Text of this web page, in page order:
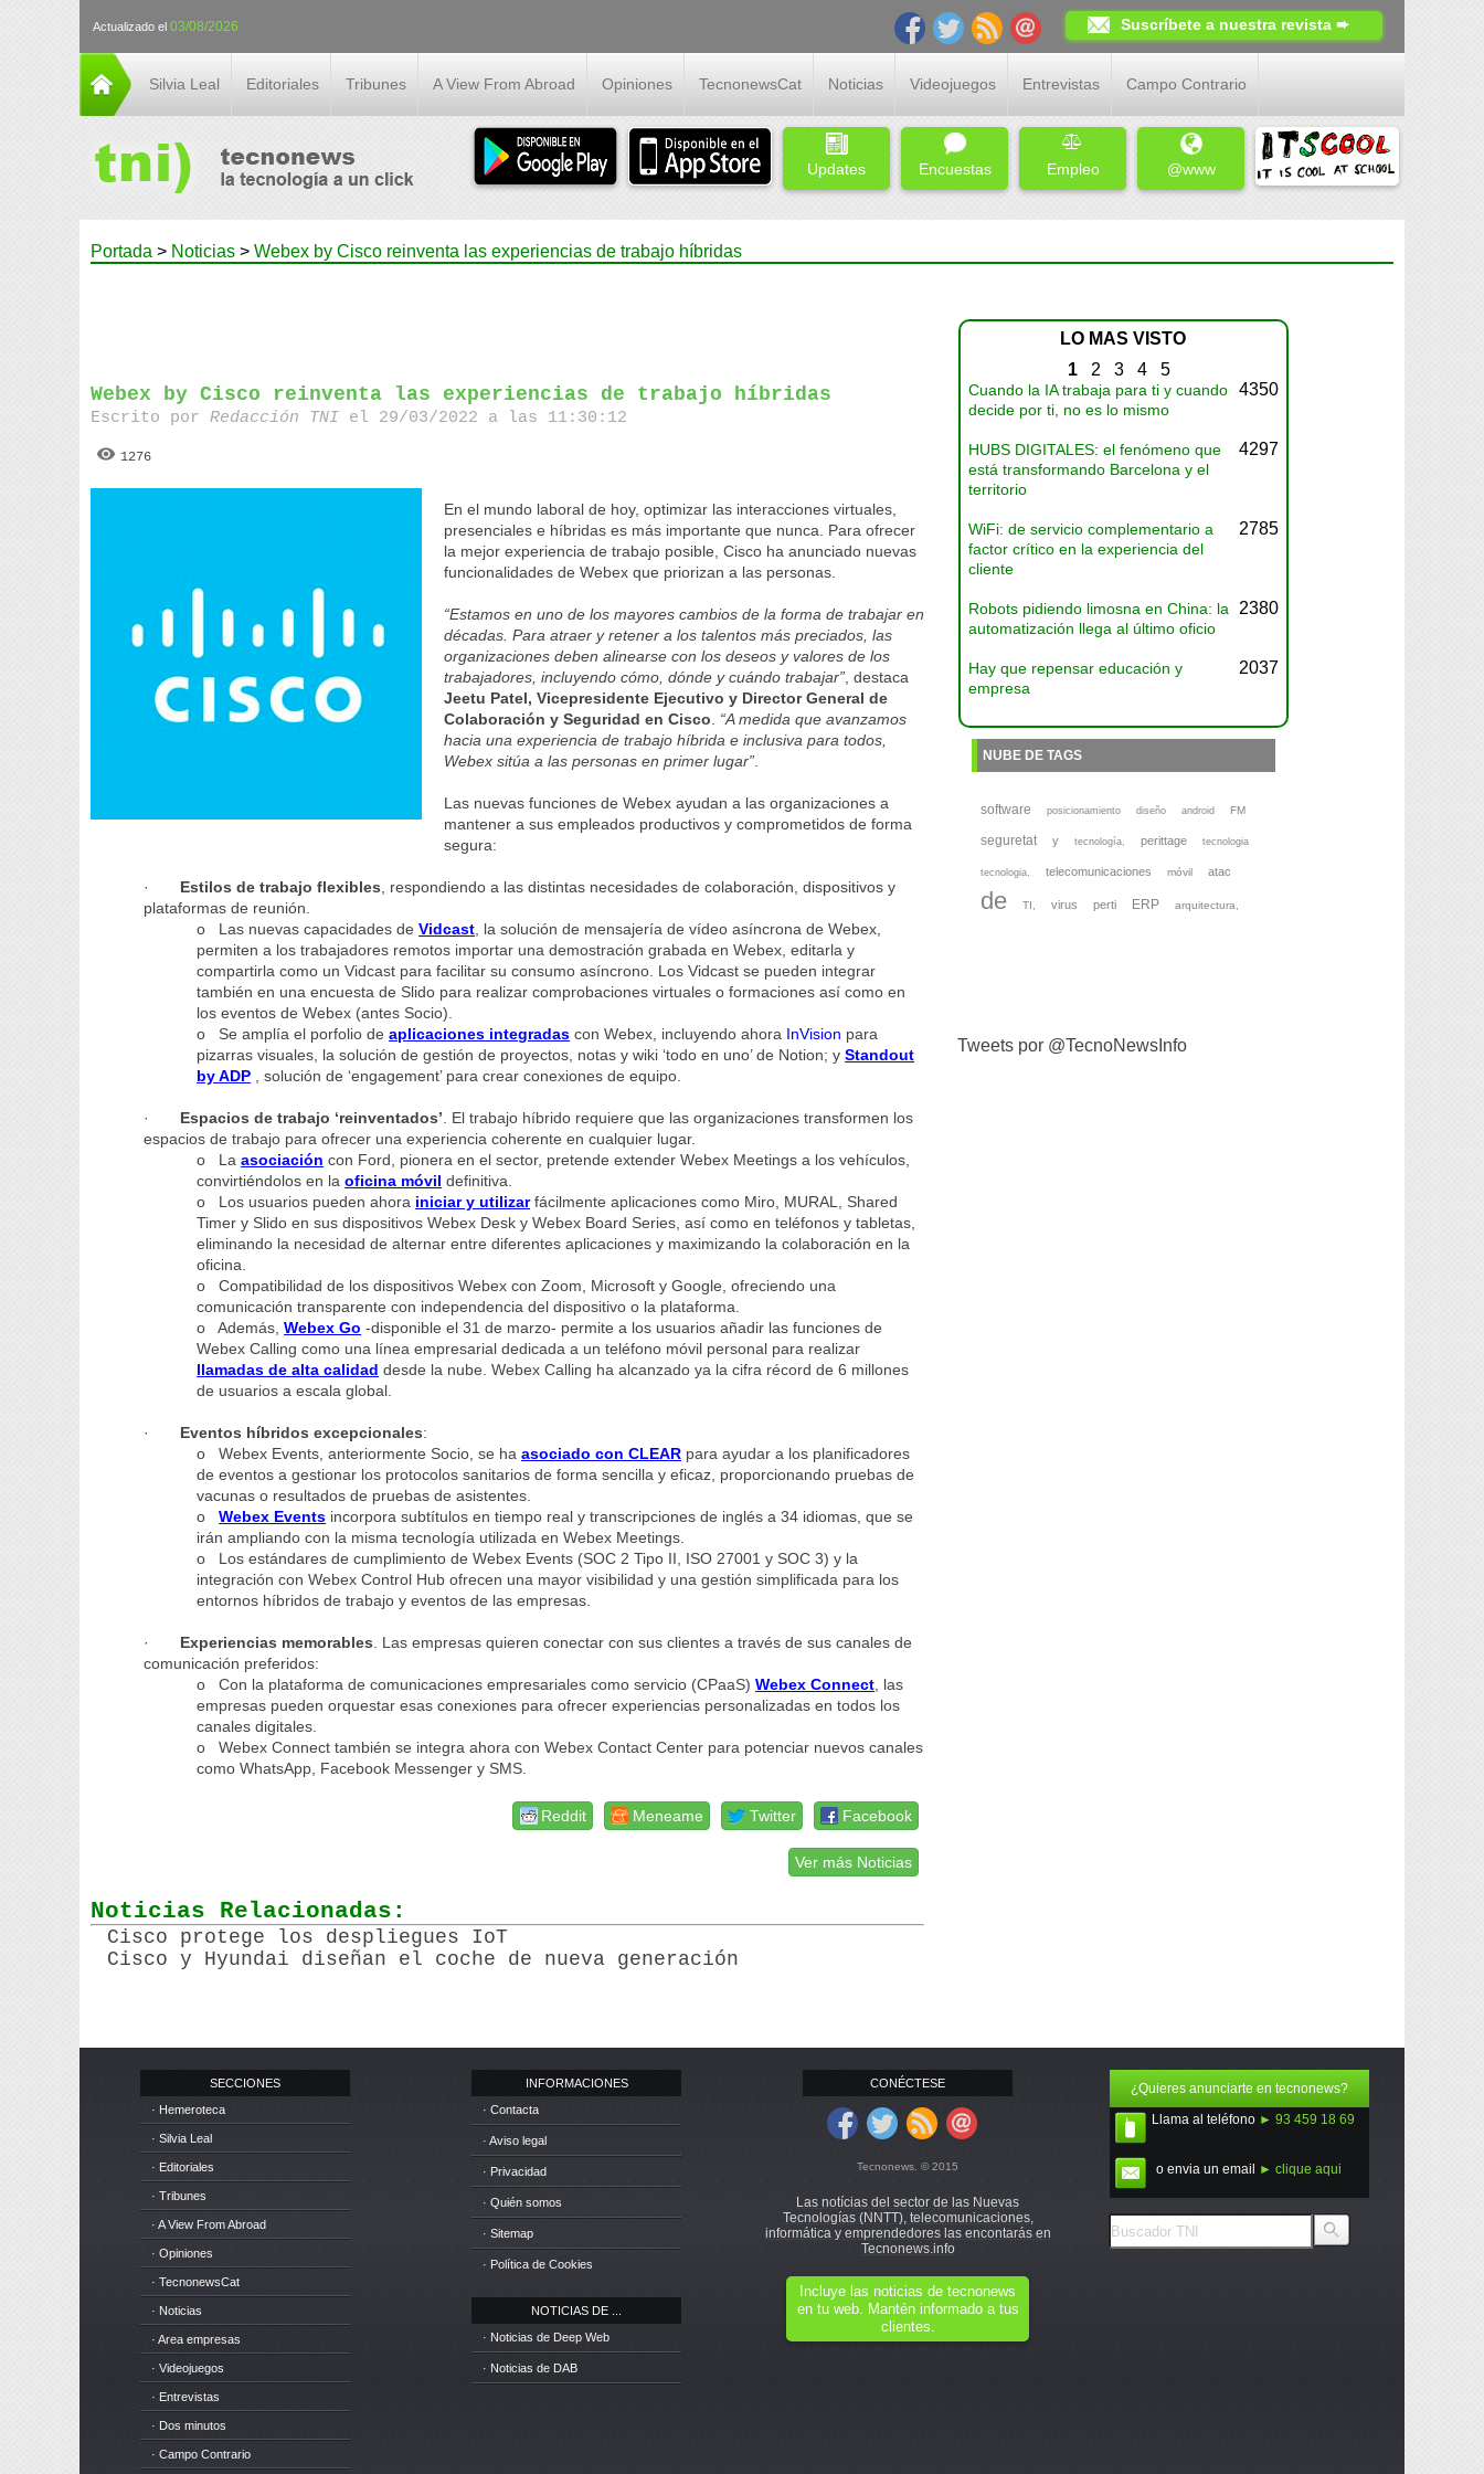
Actualizado el 03/08/2026 Suscríbete a nuestra revista ➨
Silvia Leal Editoriales Tribunes A View From Abroad Opiniones TecnonewsCat Noticias Videojuegos Entrevistas Campo Contrario
Updates Encuestas Empleo @www
Portada > Noticias > Webex by Cisco reinventa las experiencias de trabajo híbridas
Webex by Cisco reinventa las experiencias de trabajo híbridas
Escrito porRedacción TNI el 29/03/2022 a las 11:30:12
1276
En el mundo laboral de hoy, optimizar las interacciones virtuales,
presenciales e híbridas es más importante que nunca. Para ofrecer
la mejor experiencia de trabajo posible, Cisco ha anunciado nuevas
funcionalidades de Webex que priorizan a las personas.
“Estamos en uno de los mayores cambiosde la forma de trabajar en
décadas. Para atraer y retener a lostalentos más preciados, las
organizaciones deben alinearse con los deseos y valores de los
trabajadores, incluyendo cómo, dónde y cuándo trabajar” , destaca
Jeetu Patel,Vicepresidente Ejecutivo y DirectorGeneral de
Colaboración y Seguridad enCisco “A medida que avanzamos
hacia una experiencia de trabajo híbrida einclusiva para todos,
Webexsitúa a las personas en primer lugar”
Las nuevas funciones de Webex ayudan a las organizaciones a
mantener a sus empleados productivos y comprometidos de forma
segura:
· Estilos de trabajo flexibles , respondiendo a las distintas necesidades de colaboración, dispositivos y
plataformas de reunión.
o Las nuevas capacidades deVidcast , la solución de mensajería de vídeo asíncrona de Webex,
permiten a los trabajadores remotos importar una demostración grabada en Webex, editarla y
compartirla como un Vidcast para facilitar su consumo asíncrono. Los Vidcast se pueden integrar
también en una encuesta de Slido para realizar comprobaciones virtuales o formaciones así como en
los eventos de Webex (antes Socio).
o Se amplía el porfolio deaplicaciones integradas con Webex, incluyendo ahora InVision para
pizarras visuales, la solución de gestión de proyectos, notas y wiki ‘todo en uno’ de Notion; yStandout
by ADP , solución de ‘engagement’ para crear conexiones de equipo.
· Espacios de trabajo ‘reinventados’ . El trabajo híbrido requiere que las organizaciones transformen los
espacios de trabajo para ofrecer una experiencia coherente en cualquier lugar.
o Laasociación con Ford, pionera en el sector, pretende extender Webex Meetings a los vehículos,
convirtiéndolos en laoficina móvil definitiva.
o Los usuarios pueden ahora iniciar y utilizarfácilmente aplicaciones como Miro, MURAL, Shared
Timer y Slido en sus dispositivos Webex Desk y Webex Board Series, así como en teléfonos y tabletas,
eliminando la necesidad de alternar entre diferentes aplicaciones y maximizando la colaboración en la
oficina.
o Compatibilidad de los dispositivos Webex con Zoom, Microsoft y Google, ofreciendo una
comunicación transparente con independencia del dispositivo o la plataforma.
o Además,Webex Go -disponible el 31 de marzo- permite a los usuarios añadir las funciones de
Webex Calling como una línea empresarial dedicada a un teléfono móvil personal para realizar
llamadas de alta calidad desde la nube. Webex Calling ha alcanzado ya la cifra récord de 6 millones
de usuarios a escala global.
· Eventos híbridos excepcionales:
o Webex Events, anteriormente Socio, se haasociado con CLEAR para ayudar a los planificadores
de eventos a gestionar los protocolos sanitarios de forma sencilla y eficaz, proporcionando pruebas de
vacunas o resultados de pruebas de asistentes.
oWebex Events incorpora subtítulos en tiempo real y transcripciones de inglés a 34 idiomas, que se
irán ampliando con la misma tecnología utilizada en Webex Meetings.
o Los estándares de cumplimiento de Webex Events (SOC 2 Tipo II, ISO 27001 y SOC 3) y la
integración con Webex Control Hub ofrecen una mayor visibilidad y una gestión simplificada para los
entornos híbridos de trabajo y eventos de las empresas.
· Experiencias memorables . Las empresas quieren conectar con sus clientes a través de sus canales de
comunicación preferidos:
o Con la plataforma de comunicaciones empresariales como servicio (CPaaS)Webex Connect , las
empresas pueden orquestar esas conexiones para ofrecer experiencias personalizadas en todos los
canales digitales.
o Webex Connect también se integra ahora con Webex Contact Center para potenciar nuevos canales
como WhatsApp, Facebook Messenger y SMS.
Facebook
Twitter
Meneame
Reddit
Ver más Noticias
Noticias Relacionadas:
Cisco protege los despliegues IoT
Cisco y Hyundai diseñan el coche de nueva generación
LO MAS VISTO
1 2 3 4 5
Cuando la IA trabaja para ti y cuando
decide por ti, no es lo mismo
4350
HUBS DIGITALES: el fenómeno que
está transformando Barcelona y el
territorio
4297
WiFi: de servicio complementario a
factor crítico en la experiencia del
cliente
2785
Robots pidiendo limosna en China: la
automatización llega al último oficio
2380
Hay que repensar educación y
empresa
2037
NUBE DE TAGS
software posicionamiento diseño android FM
seguretat y tecnología, perittage tecnologia
tecnologia, telecomunicaciones móvil atac
de TI, virus perti ERP arquitectura,
Tweets por @TecnoNewsInfo
SECCIONES
· Hemeroteca
· Silvia Leal
· Editoriales
· Tribunes
· A View From Abroad
· Opiniones
· TecnonewsCat
· Noticias
· Area empresas
· Videojuegos
· Entrevistas
· Dos minutos
· Campo Contrario
INFORMACIONES
· Contacta
· Aviso legal
· Privacidad
· Quién somos
· Sitemap
· Política de Cookies
NOTICIAS DE ...
· Noticias de Deep Web
· Noticias de DAB
CONÉCTESE
Tecnonews. © 2015
Las notícias del sector de las Nuevas
Tecnologías (NNTT), telecomunicaciones,
informática y emprendedores las encontarás en
Tecnonews.info
Incluye las noticias de tecnonews
en tu web. Mantén informado a tus
clientes.
¿Quieres anunciarte en tecnonews?
Llama al teléfono ► 93 459 18 69
o envia un email ► clique aqui